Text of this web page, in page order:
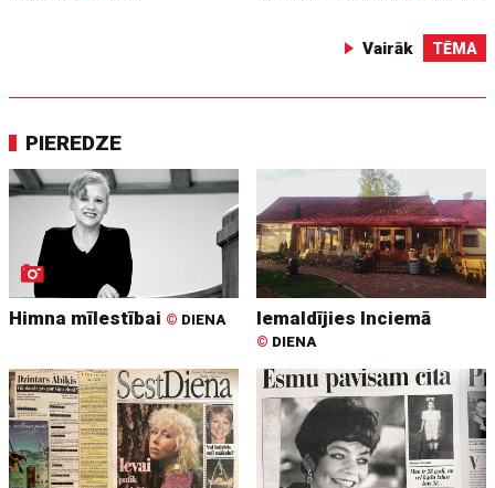
Vairāk TĒMA
PIEREDZE
Himna mīlestībai © DIENA Iemaldījies Inciemā
© DIENA